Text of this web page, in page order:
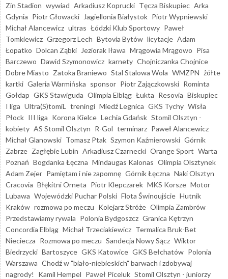
Zin Stadion wywiad Arkadiusz Koprucki Tęcza Biskupiec Arka
Gdynia Piotr Głowacki Jagiellonia Białystok Piotr Wypniewski
Michał Alancewicz ultras Łódzki Klub Sportowy Paweł
Tomkiewicz Grzegorz Lech Bytovia Bytów licytacje Adam
Łopatko Dolcan Ząbki Jeziorak Iława Mrągowia Mrągowo Pisa
Barczewo Dawid Szymonowicz karnety Chojniczanka Chojnice
Dobre Miasto Zatoka Braniewo Stal Stalowa Wola WMZPN żółte
kartki Galeria Warmińska sponsor Piotr Zajączkowski Rominta
Gołdap GKS Stawiguda Olimpia Elbląg Łukta Resovia Biskupiec
I liga Ultra(S)tomiL treningi Miedź Legnica GKS Tychy Wisła
Płock III liga Korona Kielce Lechia Gdańsk Stomil Olsztyn -
kobiety AS Stomil Olsztyn R-Gol terminarz Paweł Alancewicz
Michał Glanowski Tomasz Ptak Szymon Kaźmierowski Górnik
Zabrze Zagłębie Lubin Arkadiusz Czarnecki Orange Sport Warta
Poznań Bogdanka Łęczna Mindaugas Kalonas Olimpia Olsztynek
Adam Zejer Pamiętam i nie zapomnę Górnik Łęczna Naki Olsztyn
Cracovia Błękitni Orneta Piotr Klepczarek MKS Korsze Motor
Lubawa Wojewódzki Puchar Polski Flota Świnoujście Hutnik
Kraków rozmowa po meczu Kolejarz Stróże Olimpia Zambrów
Przedstawiamy rywala Polonia Bydgoszcz Granica Kętrzyn
Concordia Elbląg Michał Trzeciakiewicz Termalica Bruk-Bet
Nieciecza Rozmowa po meczu Sandecja Nowy Sącz Wiktor
Biedrzycki Bartoszyce GKS Katowice GKS Bełchatów Polonia
Warszawa Chodź w "biało-niebieskich" barwach i zdobywaj
nagrody!
Kamil Hempel Paweł Piceluk Stomil Olsztyn - juniorzy